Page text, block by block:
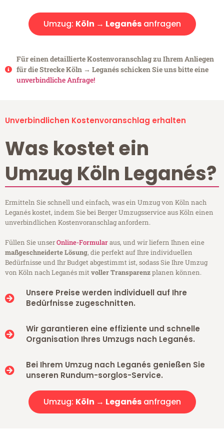
Umzug: Köln → Leganésanfragen
Für einen detaillierte Kostenvoranschlag zu Ihrem Anliegen
für die Strecke Köln → Leganés schicken Sie uns bitte eine
unverbindliche Anfrage!
Unverbindlichen Kostenvoranschlag erhalten
Was kostet ein
Umzug Köln Leganés?
Ermitteln Sie schnell und einfach, was ein Umzug von Köln nach
Leganés kostet, indem Sie bei Berger Umzugsservice aus Köln einen
unverbindlichen Kostenvoranschlag anfordern.
Füllen Sie unserOnline-Formularaus, und wir liefern Ihnen eine
maßgeschneiderte Lösung, die perfekt auf Ihre individuellen
Bedürfnisse und Ihr Budget abgestimmt ist, sodass Sie Ihre Umzug
von Köln nach Leganés mitvoller Transparenzplanen können.
Unsere Preise werden individuell auf Ihre
Bedürfnisse zugeschnitten.
Wir garantieren eine effiziente und schnelle
Organisation Ihres Umzugs nach Leganés.
Bei Ihrem Umzug nach Leganés genießen Sie
unseren Rundum-sorglos-Service.
Umzug: Köln → Leganésanfragen